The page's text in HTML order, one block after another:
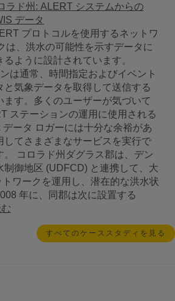
ラド州: ALERT システムからの
データ
プロトコルを使用するネットワ
は、洪水の可能性を示すデータに
ように設計されています。
は通常、時間指定およびイベント
と気象データを取得して送信する
ます。多くのユーザーが気づいて
ステーションの運用に使用される
ータ ロガーには十分な余裕があ
してさまざまなサービスを実行で
。 コロラド州ダグラス郡は、デン
制御地区 (UDFCD) と連携して、大
ワークを運用し、潜在的な洪水状
年に、同郡は次に設置する
すべてのケーススタディを見る